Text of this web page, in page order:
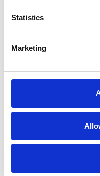
Statistics
Marketing
L'escabelle avec 6
un profil antidérapant.
soudées et verrouillées
pour une sécurité et une